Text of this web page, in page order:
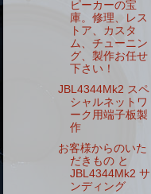
ピーカーの宝
庫。修理、レス
トア、カスタ
ム、チューニン
グ、製作お任せ
下さい！
JBL4344Mk2 スペ
シャルネットワ
ーク用端子板製
作
お客様からのいた
だきもの と
JBL4344Mk2 サ
ンディング